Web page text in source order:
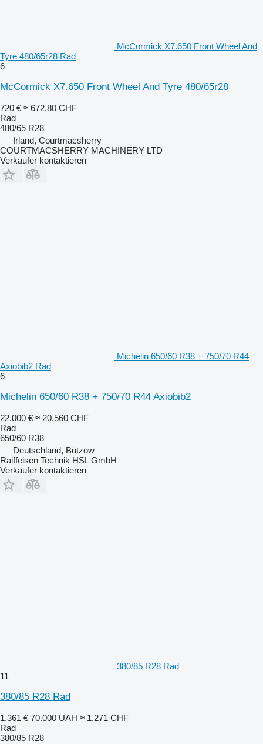
McCormick X7.650 Front Wheel And
Tyre 480/65r28 Rad
6
McCormick X7.650 Front Wheel And Tyre 480/65r28
720 € ≈ 672,80 CHF
Rad
480/65 R28
Irland, Courtmacsherry
COURTMACSHERRY MACHINERY LTD
Verkäufer kontaktieren
Michelin 650/60 R38 + 750/70 R44
Axiobib2 Rad
6
Michelin 650/60 R38 + 750/70 R44 Axiobib2
22.000 € ≈ 20.560 CHF
Rad
650/60 R38
Deutschland, Bützow
Raiffeisen Technik HSL GmbH
Verkäufer kontaktieren
380/85 R28 Rad
11
380/85 R28 Rad
1.361 € 70.000 UAH ≈ 1.271 CHF
Rad
380/85 R28